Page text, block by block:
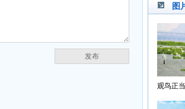
发布
图
观鸟正